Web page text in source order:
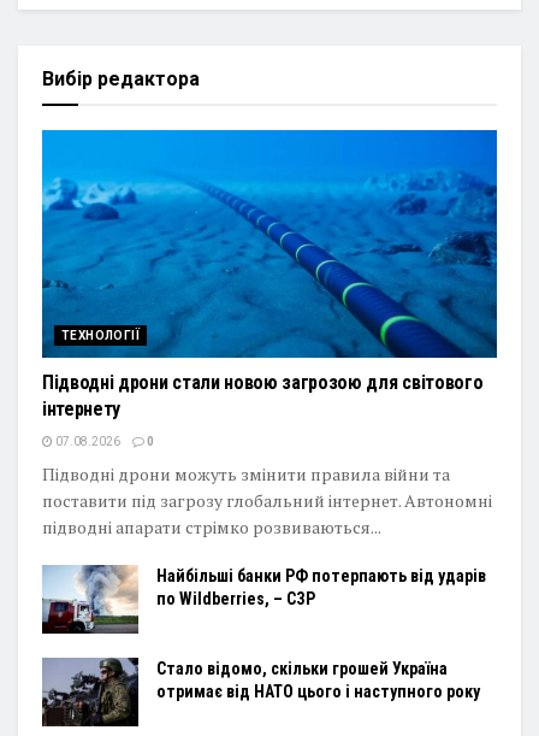
Вибір редактора
ТЕХНОЛОГІЇ
Підводні дрони стали новою загрозою для світового
інтернету
07.08.2026 0
Підводні дрони можуть змінити правила війни та
поставити під загрозу глобальний інтернет. Автономні
підводні апарати стрімко розвиваються...
Найбільші банки РФ потерпають від ударів
по Wildberries, – СЗР
Стало відомо, скільки грошей Україна
отримає від НАТО цього і наступного року